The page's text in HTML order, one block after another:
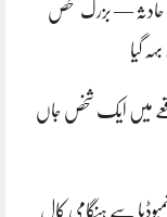
حادثہ — بزرگ شخص
گیا
میں ایک شخص جاں
کمبوڈیا سے ہنگامی کال